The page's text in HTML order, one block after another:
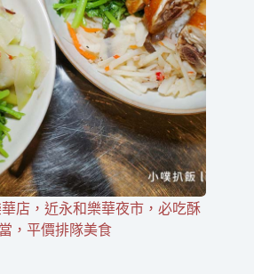
店，近永和樂華夜市，必吃酥
，平價排隊美食